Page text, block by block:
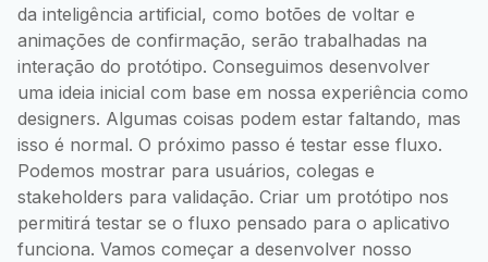
da inteligência artificial, como botões de voltar e
animações de confirmação, serão trabalhadas na
interação do protótipo. Conseguimos desenvolver
uma ideia inicial com base em nossa experiência como
designers. Algumas coisas podem estar faltando, mas
isso é normal. O próximo passo é testar esse fluxo.
Podemos mostrar para usuários, colegas e
stakeholders para validação. Criar um protótipo nos
permitirá testar se o fluxo pensado para o aplicativo
funciona. Vamos começar a desenvolver nosso